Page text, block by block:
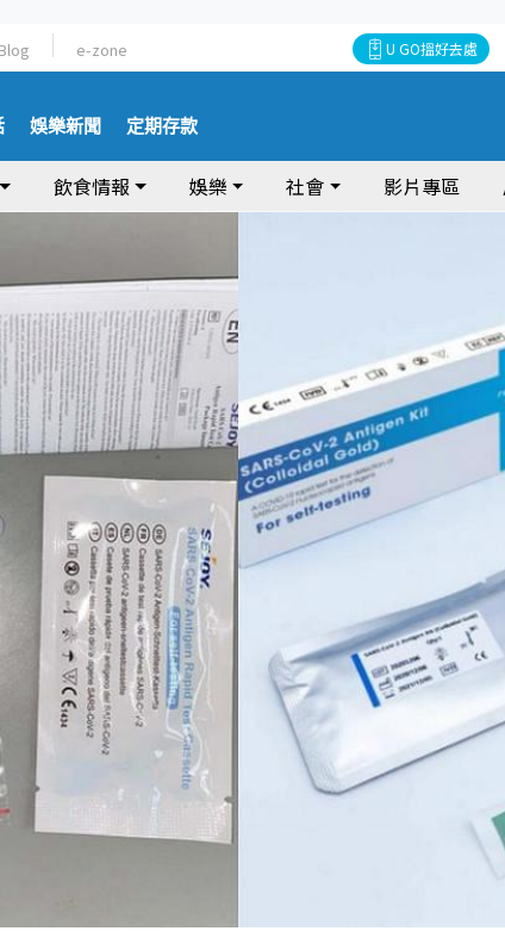
Blog e-zone U GO搵好去處
娛樂新聞 定期存款
飲食情報 娛樂 社會 影片專區